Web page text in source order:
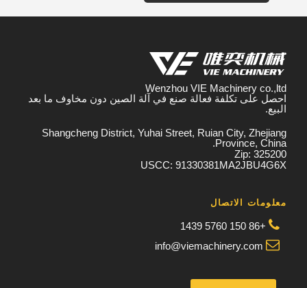
Wenzhou VIE Machinery co.,ltd
احصل على تكلفة فعالة صنع في آلة الصين دون مخاوف ما بعد
البيع.
Shangcheng District, Yuhai Street, Ruian City, Zhejiang
Province, China.
Zip: 325200
USCC: 91330381MA2JBU4G6X
معلومات الاتصال
+86 150 5760 1439